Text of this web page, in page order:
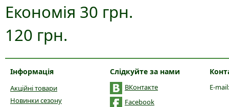
Економія 30 грн.
120 грн.
Інформація
Акційні товари
Новинки сезону
Слідкуйте за нами
ВКонтакте
Facebook
E-